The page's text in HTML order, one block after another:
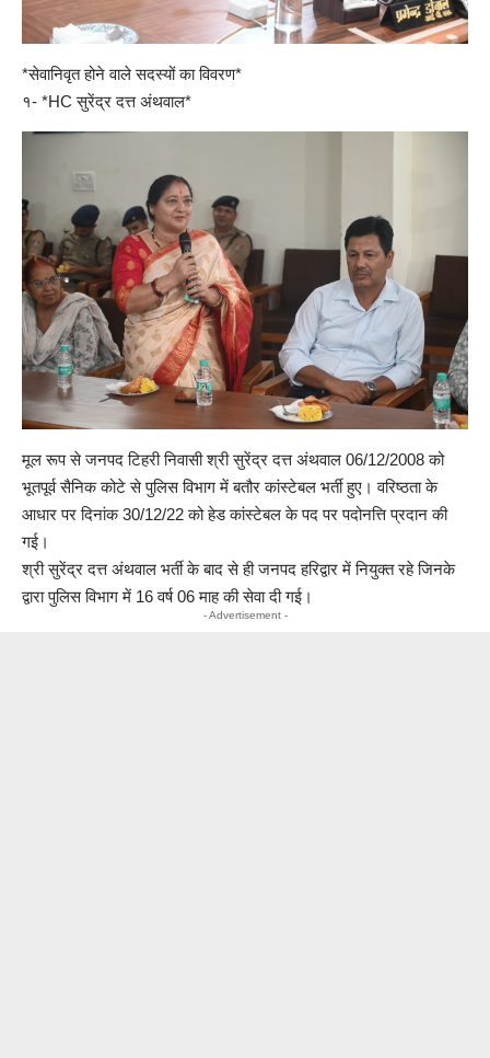
*सेवानिवृत होने वाले सदस्यों का विवरण*
१- *HC सुरेंद्र दत्त अंथवाल*
मूल रूप से जनपद टिहरी निवासी श्री सुरेंद्र दत्त अंथवाल 06/12/2008 को
भूतपूर्व सैनिक कोटे से पुलिस विभाग में बतौर कांस्टेबल भर्ती हुए। वरिष्ठता के
आधार पर दिनांक 30/12/22 को हेड कांस्टेबल के पद पर पदोनत्ति प्रदान की
गई।
श्री सुरेंद्र दत्त अंथवाल भर्ती के बाद से ही जनपद हरिद्वार में नियुक्त रहे जिनके
द्वारा पुलिस विभाग में 16 वर्ष 06 माह की सेवा दी गई।
- Advertisement -